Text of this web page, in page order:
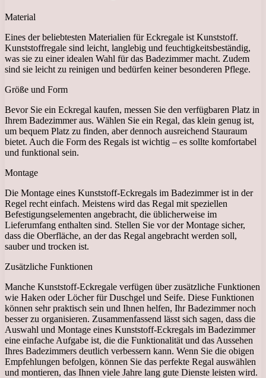
Material
Eines der beliebtesten Materialien für Eckregale ist Kunststoff.
Kunststoffregale sind leicht, langlebig und feuchtigkeitsbeständig,
was sie zu einer idealen Wahl für das Badezimmer macht. Zudem
sind sie leicht zu reinigen und bedürfen keiner besonderen Pflege.
Größe und Form
Bevor Sie ein Eckregal kaufen, messen Sie den verfügbaren Platz in
Ihrem Badezimmer aus. Wählen Sie ein Regal, das klein genug ist,
um bequem Platz zu finden, aber dennoch ausreichend Stauraum
bietet. Auch die Form des Regals ist wichtig – es sollte komfortabel
und funktional sein.
Montage
Die Montage eines Kunststoff-Eckregals im Badezimmer ist in der
Regel recht einfach. Meistens wird das Regal mit speziellen
Befestigungselementen angebracht, die üblicherweise im
Lieferumfang enthalten sind. Stellen Sie vor der Montage sicher,
dass die Oberfläche, an der das Regal angebracht werden soll,
sauber und trocken ist.
Zusätzliche Funktionen
Manche Kunststoff-Eckregale verfügen über zusätzliche Funktionen
wie Haken oder Löcher für Duschgel und Seife. Diese Funktionen
können sehr praktisch sein und Ihnen helfen, Ihr Badezimmer noch
besser zu organisieren. Zusammenfassend lässt sich sagen, dass die
Auswahl und Montage eines Kunststoff-Eckregals im Badezimmer
eine einfache Aufgabe ist, die die Funktionalität und das Aussehen
Ihres Badezimmers deutlich verbessern kann. Wenn Sie die obigen
Empfehlungen befolgen, können Sie das perfekte Regal auswählen
und montieren, das Ihnen viele Jahre lang gute Dienste leisten wird.